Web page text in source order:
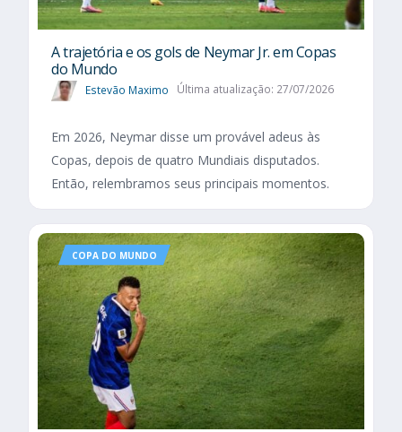
A trajetória e os gols de Neymar Jr. em Copas
do Mundo
Estevão Maximo Última atualização: 27/07/2026
Em 2026, Neymar disse um provável adeus às
Copas, depois de quatro Mundiais disputados.
Então, relembramos seus principais momentos.
COPA DO MUNDO